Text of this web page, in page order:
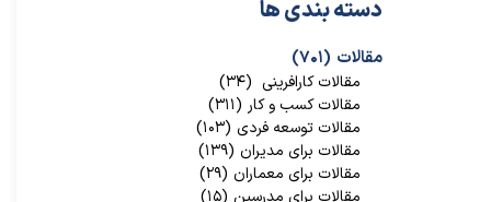
مقالات (۷۰۱)
مقالات کارافرینی (۳۴)
مقالات کسب و کار (۳۱۱)
مقالات توسعه فردی (۱۰۳)
مقالات برای مدیران (۱۳۹)
مقالات برای معماران (۲۹)
مقالات برای مدرسین (۱۵)
دسته بندی ها